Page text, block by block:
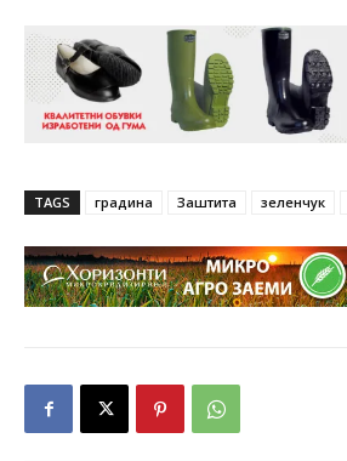
TAGS градина Заштита зеленчук